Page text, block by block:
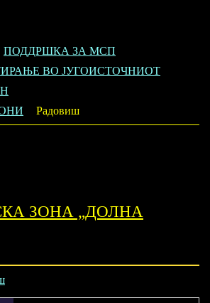
ПОДДРШКА ЗА МСП
ВО ЈУГОИСТОЧНИОТ
Радовиш
ЗОНА „ДОЛНА